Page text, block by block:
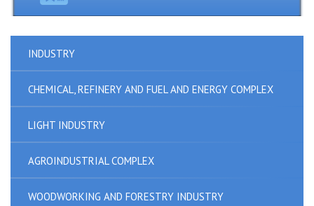
INDUSTRY
CHEMICAL, REFINERY AND FUEL AND ENERGY COMPLEX
LIGHT INDUSTRY
AGROINDUSTRIAL COMPLEX
WOODWORKING AND FORESTRY INDUSTRY